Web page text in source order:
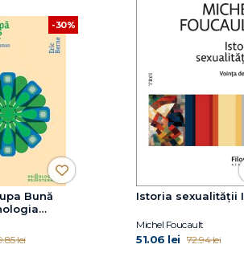
-30%
Bună
lei
Istoria sexualității I
Michel Foucault
51.06 lei 72.94 lei